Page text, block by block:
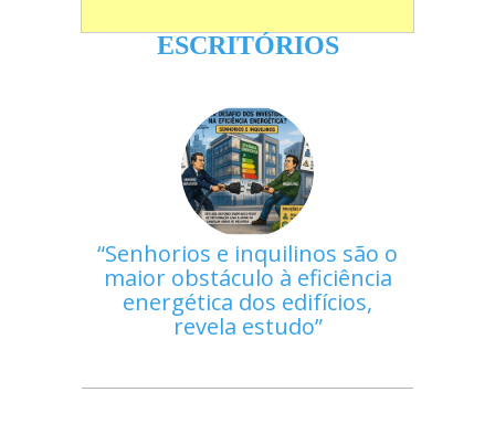
ESCRITÓRIOS
Senhorios e inquilinos são o
maior obstáculo à eficiência
energética dos edifícios,
revela estudo